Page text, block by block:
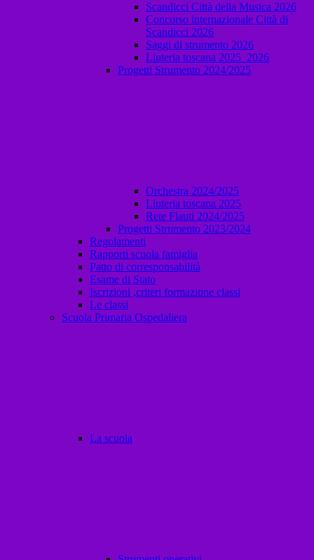
Scandicci Città della Musica 2026
Concorso internazionale Città di
Scandicci 2026
Saggi di strumento 2026
Liuteria toscana 2025_2026
Progetti Strumento 2024/2025
Orchestra 2024/2025
Liuteria toscana 2025
Rete Flauti 2024/2025
Progetti Strumento 2023/2024
Regolamenti
Rapporti scuola famiglia
Patto di corresponsabilità
Esame di Stato
Iscrizioni ,criteri formazione classi
Le classi
Scuola Primaria Ospedaliera
La scuola